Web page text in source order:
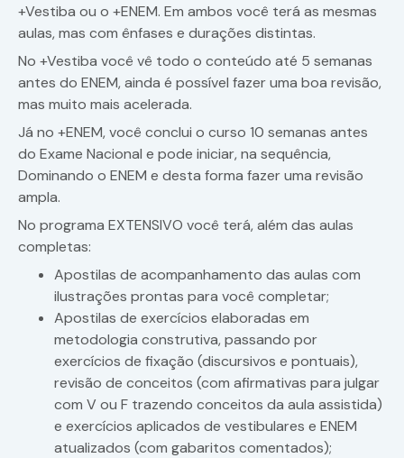
+Vestiba ou o +ENEM. Em ambos você terá as mesmas
aulas, mas com ênfases e durações distintas.
No +Vestiba você vê todo o conteúdo até 5 semanas
antes do ENEM, ainda é possível fazer uma boa revisão,
mas muito mais acelerada.
Já no +ENEM, você conclui o curso 10 semanas antes
do Exame Nacional e pode iniciar, na sequência,
Dominando o ENEM e desta forma fazer uma revisão
ampla.
No programa EXTENSIVO você terá, além das aulas
completas:
Apostilas de acompanhamento das aulas com
ilustrações prontas para você completar;
Apostilas de exercícios elaboradas em
metodologia construtiva, passando por
exercícios de fixação (discursivos e pontuais),
revisão de conceitos (com afirmativas para julgar
com V ou F trazendo conceitos da aula assistida)
e exercícios aplicados de vestibulares e ENEM
atualizados (com gabaritos comentados);